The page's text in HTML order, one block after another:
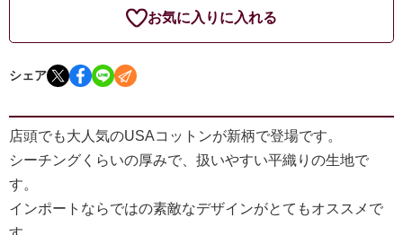
お気に入りに入れる
シェア
店頭でも大人気のUSAコットンが新柄で登場です。
シーチングくらいの厚みで、扱いやすい平織りの生地で
す。
インポートならではの素敵なデザインがとてもオススメで